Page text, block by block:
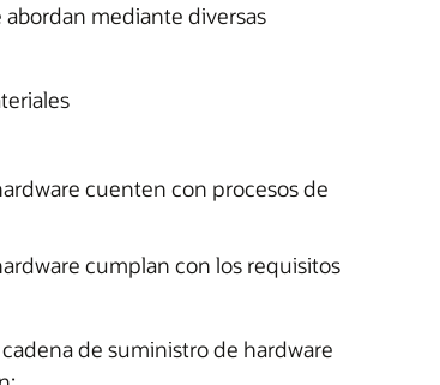
abordan mediante diversas
cuenten con procesos de
cumplan con los requisitos
de suministro de hardware